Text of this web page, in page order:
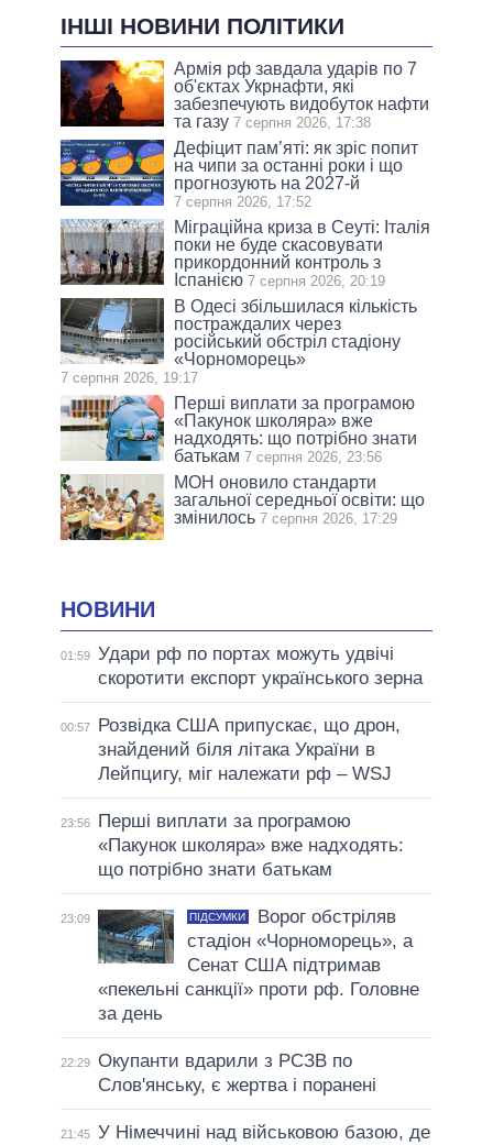
ІНШІ НОВИНИ ПОЛІТИКИ
Армія рф завдала ударів по 7
об'єктах Укрнафти, які
забезпечують видобуток нафти
та газу 7 серпня 2026, 17:38
Дефіцит пам’яті: як зріс попит
на чипи за останні роки і що
прогнозують на 2027-й
7 серпня 2026, 17:52
Міграційна криза в Сеуті: Італія
поки не буде скасовувати
прикордонний контроль з
Іспанією 7 серпня 2026, 20:19
В Одесі збільшилася кількість
постраждалих через
російський обстріл стадіону
«Чорноморець»
7 серпня 2026, 19:17
Перші виплати за програмою
«Пакунок школяра» вже
надходять: що потрібно знати
батькам 7 серпня 2026, 23:56
МОН оновило стандарти
загальної середньої освіти: що
змінилось 7 серпня 2026, 17:29
НОВИНИ
01:59 Удари рф по портах можуть удвічі
скоротити експорт українського зерна
00:57
Розвідка США припускає, що дрон,
знайдений біля літака України в
Лейпцигу, міг належати рф – WSJ
23:56
Перші виплати за програмою
«Пакунок школяра» вже надходять:
що потрібно знати батькам
23:09 ПІДСУМКИ
Ворог обстріляв
стадіон «Чорноморець», а
Сенат США підтримав
«пекельні санкції» проти рф. Головне
за день
22:29 Окупанти вдарили з РСЗВ по
Слов'янську, є жертва і поранені
21:45 У Німеччині над військовою базою, де